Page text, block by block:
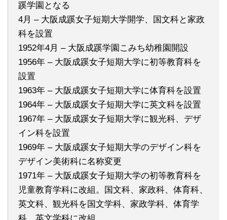
蹊学園となる
4月 – 大阪成蹊女子短期大学開学、国文科と家政
科を設置
1952年4月 – 大阪成蹊学園こみち幼稚園開設
1956年 – 大阪成蹊女子短期大学に初等教育科を
設置
1963年 – 大阪成蹊女子短期大学に体育科を設置
1964年 – 大阪成蹊女子短期大学に英文科を設置
1967年 – 大阪成蹊女子短期大学に観光科、デザ
イン科を設置
1969年 – 大阪成蹊女子短期大学のデザイン科を
デザイン美術科に名称変更
1971年 – 大阪成蹊女子短期大学の初等教育科を
児童教育学科に改組。国文科、家政科、体育科、
英文科、観光科を国文学科、家政学科、体育学